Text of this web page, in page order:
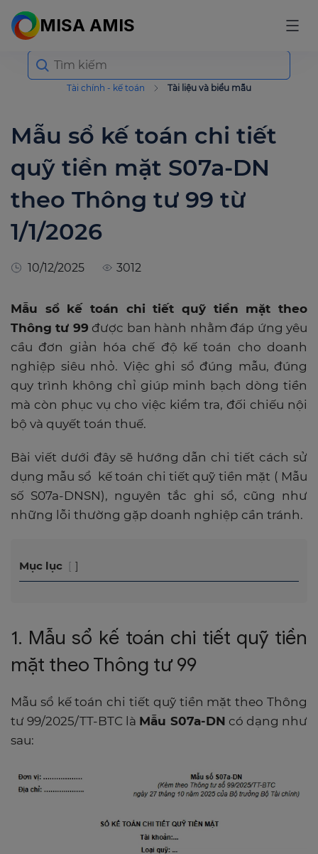
MISA AMIS
Tài chính - kế toán Tài liệu và biểu mẫu
Search
for:
Mẫu sổ kế toán chi tiết
quỹ tiền mặt S07a-DN
theo Thông tư 99 từ
1/1/2026
10/12/2025 3012
Mẫu sổ kế toán chi tiết quỹ tiền mặt theo
Thông tư 99 được ban hành nhằm đáp ứng yêu
cầu đơn giản hóa chế độ kế toán cho doanh
nghiệp siêu nhỏ. Việc ghi sổ đúng mẫu, đúng
quy trình không chỉ giúp minh bạch dòng tiền
mà còn phục vụ cho việc kiểm tra, đối chiếu nội
bộ và quyết toán thuế.
Bài viết dưới đây sẽ hướng dẫn chi tiết cách sử
dụng mẫu sổ kế toán chi tiết quỹ tiền mặt ( Mẫu
số S07a-DNSN), nguyên tắc ghi sổ, cũng như
những lỗi thường gặp doanh nghiệp cần tránh.
Mục lục
1. Mẫu sổ kế toán chi tiết quỹ tiền
mặt theo Thông tư 99
Mẫu sổ kế toán chi tiết quỹ tiền mặt theo Thông
tư 99/2025/TT-BTC là Mẫu S07a-DN có dạng như
sau: